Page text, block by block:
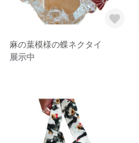
麻の葉模様の蝶ネクタイ
展示中